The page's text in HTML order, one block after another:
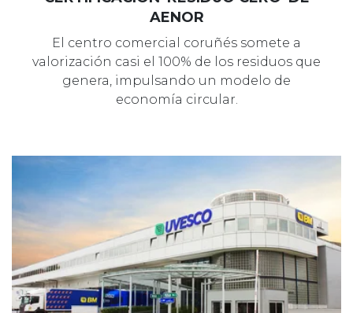
AENOR
El centro comercial coruñés somete a
valorización casi el 100% de los residuos que
genera, impulsando un modelo de
economía circular.